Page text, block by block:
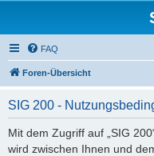
FAQ
Foren-Übersicht
SIG 200 -
Mit dem Zugriff auf „SIG
wird zwischen Ihnen und